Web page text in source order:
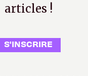
articles !
S'INSCRIRE